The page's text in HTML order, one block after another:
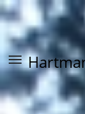
Zum
Inhalt
springen